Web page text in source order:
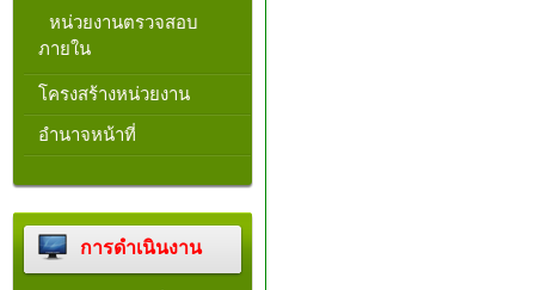
หน่วยงานตรวจสอบ
ภายใน
โครงสร้างหน่วยงาน​
อำนาจหน้าที่
การดำเนินงาน